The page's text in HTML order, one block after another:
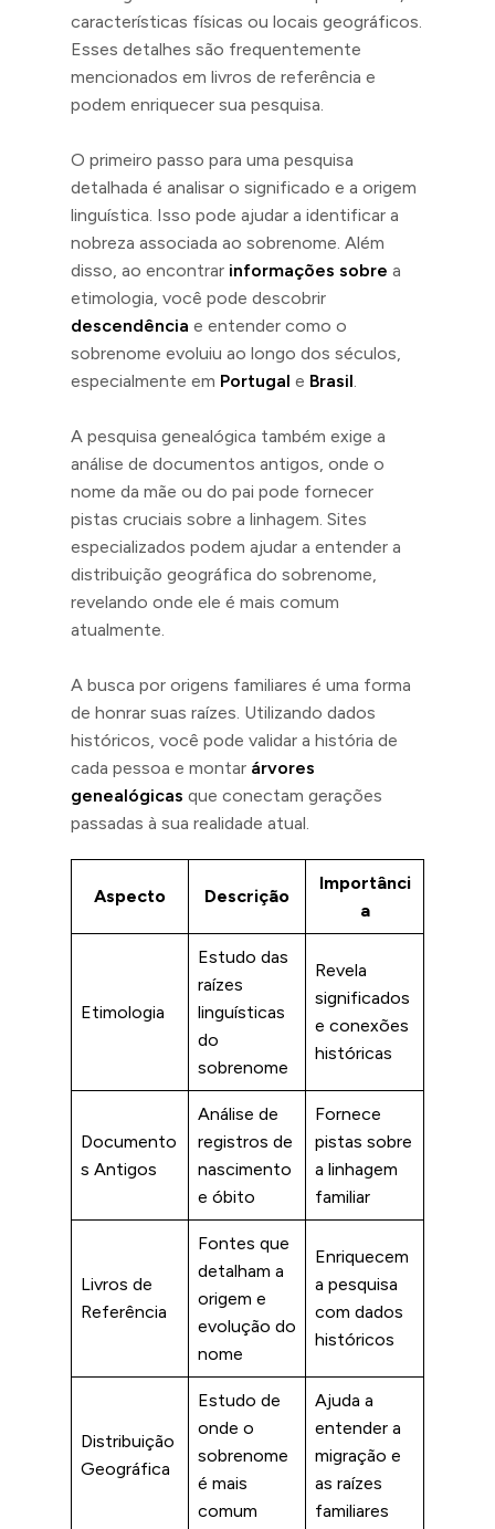
características físicas ou locais geográficos.
Esses detalhes são frequentemente
mencionados em livros de referência e
podem enriquecer sua pesquisa.
O primeiro passo para uma pesquisa
detalhada é analisar o significado e a origem
linguística. Isso pode ajudar a identificar a
nobreza associada ao sobrenome. Além
disso, ao encontrar informações sobre a
etimologia, você pode descobrir
descendência e entender como o
sobrenome evoluiu ao longo dos séculos,
especialmente em Portugal e Brasil.
A pesquisa genealógica também exige a
análise de documentos antigos, onde o
nome da mãe ou do pai pode fornecer
pistas cruciais sobre a linhagem. Sites
especializados podem ajudar a entender a
distribuição geográfica do sobrenome,
revelando onde ele é mais comum
atualmente.
A busca por origens familiares é uma forma
de honrar suas raízes. Utilizando dados
históricos, você pode validar a história de
cada pessoa e montar árvores
genealógicas que conectam gerações
passadas à sua realidade atual.
Aspecto Descrição
Importânci
a
Etimologia
Estudo das
raízes
linguísticas
do
sobrenome
Revela
significados
e conexões
históricas
Documento
s Antigos
Análise de
registros de
nascimento
e óbito
Fornece
pistas sobre
a linhagem
familiar
Livros de
Referência
Fontes que
detalham a
origem e
evolução do
nome
Enriquecem
a pesquisa
com dados
históricos
Distribuição
Geográfica
Estudo de
onde o
sobrenome
é mais
comum
Ajuda a
entender a
migração e
as raízes
familiares